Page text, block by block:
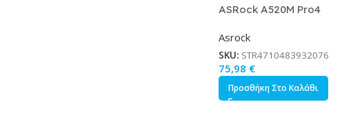
ASRock A520M Pro4
με AMD AM4 Socket 90-
MXBDU0-A0UAYZ
Asrock
SKU: STR4710483932076
75,98 €
Προσθήκη Στο Καλάθι